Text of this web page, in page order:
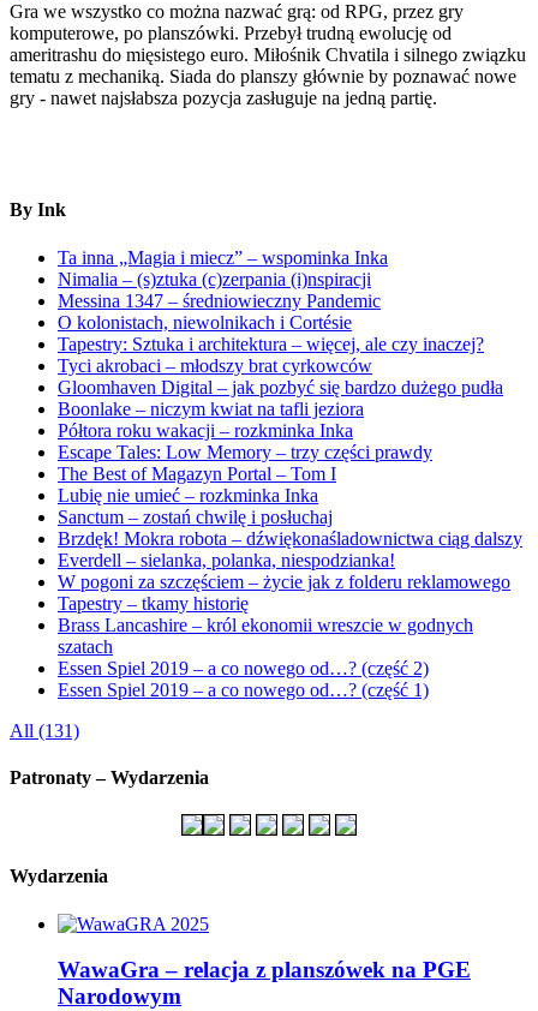
Gra we wszystko co można nazwać grą: od RPG, przez gry
komputerowe, po planszówki. Przebył trudną ewolucję od
ameritrashu do mięsistego euro. Miłośnik Chvatila i silnego związku
tematu z mechaniką. Siada do planszy głównie by poznawać nowe
gry - nawet najsłabsza pozycja zasługuje na jedną partię.
By Ink
Ta inna „Magia i miecz” – wspominka Inka
Nimalia – (s)ztuka (c)zerpania (i)nspiracji
Messina 1347 – średniowieczny Pandemic
O kolonistach, niewolnikach i Cortésie
Tapestry: Sztuka i architektura – więcej, ale czy inaczej?
Tyci akrobaci – młodszy brat cyrkowców
Gloomhaven Digital – jak pozbyć się bardzo dużego pudła
Boonlake – niczym kwiat na tafli jeziora
Półtora roku wakacji – rozkminka Inka
Escape Tales: Low Memory – trzy części prawdy
The Best of Magazyn Portal – Tom I
Lubię nie umieć – rozkminka Inka
Sanctum – zostań chwilę i posłuchaj
Brzdęk! Mokra robota – dźwiękonaśladownictwa ciąg dalszy
Everdell – sielanka, polanka, niespodzianka!
W pogoni za szczęściem – życie jak z folderu reklamowego
Tapestry – tkamy historię
Brass Lancashire – król ekonomii wreszcie w godnych
szatach
Essen Spiel 2019 – a co nowego od…? (część 2)
Essen Spiel 2019 – a co nowego od…? (część 1)
All (131)
Patronaty – Wydarzenia
Wydarzenia
WawaGra – relacja z planszówek na PGE
Narodowym